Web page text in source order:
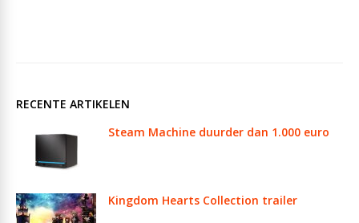
RECENTE ARTIKELEN
Steam Machine duurder dan 1.000 euro
Kingdom Hearts Collection trailer